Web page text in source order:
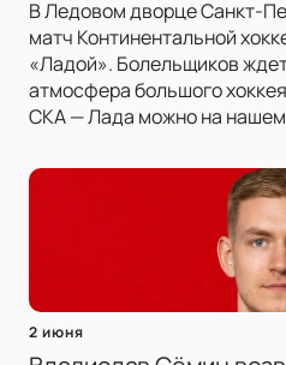
В Ледовом дворце Санкт-
матч Континентальной
«Ладой». Болельщиков
атмосфера большого
СКА — Лада можно на нашем
2 июня